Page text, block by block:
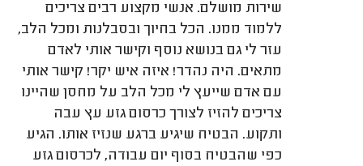
שירות מושלם. אנשי מקצוע רבים צריכים
ללמוד ממנו. הכל בחיוך ובסבלנות ומכל הלב,
עזר לי גם בנושא נוסף וקישר אותי לאדם
מתאים. היה נהדר! איזה איש יקר! קישר אותי
עם אדם שייעץ לי מכל הלב על מחסן שהיינו
צריכים להזיז לצורך כרסום גזע עץ עבה
ותקוע. הבטיח שיגיע ברגע שנזיז אותו. הגיע
כפי שהבטיח בסוף יום עבודה, לכרסום גזע